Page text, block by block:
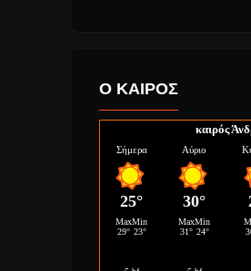
Ο ΚΑΙΡΟΣ
καιρός